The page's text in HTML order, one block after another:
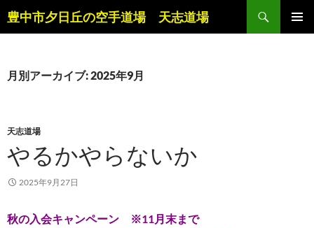
ン
ツ
キ
プ
豊中市夕日丘の空手道場 天志道場
検
索
月別アーカイブ: 2025年9月
天志道場
やるかやらないか
2025年9月27日
秋の入会キャンペーン ※11月末まで